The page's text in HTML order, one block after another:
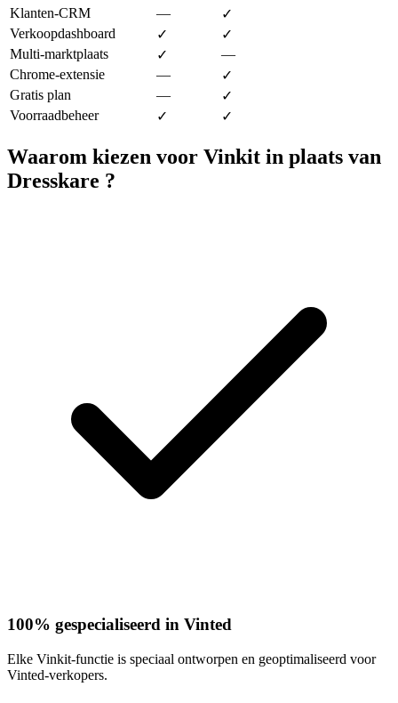
Klanten-CRM
—
✓
Verkoopdashboard
✓
✓
Multi-marktplaats
✓
—
Chrome-extensie
—
✓
Gratis plan
—
✓
Voorraadbeheer
✓ ✓
Waarom kiezen voor Vinkit in plaats van
Dresskare ?
100% gespecialiseerd in Vinted
Elke Vinkit-functie is speciaal ontworpen en geoptimaliseerd voor
Vinted-verkopers.